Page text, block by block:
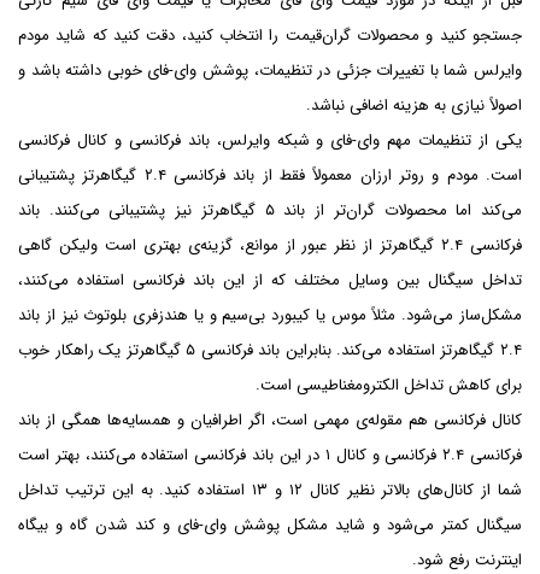
جستجو کنید و محصولات گران‌قیمت را انتخاب کنید، دقت کنید که شاید مودم
وایرلس شما با تغییرات جزئی در تنظیمات، پوشش وای-فای خوبی داشته باشد و
اصولاً نیازی به هزینه اضافی نباشد.
یکی از تنظیمات مهم وای-فای و شبکه وایرلس، باند فرکانسی و کانال فرکانسی
است. مودم و روتر ارزان معمولاً فقط از باند فرکانسی ۲.۴ گیگاهرتز پشتیبانی
می‌کند اما محصولات گران‌تر از باند ۵ گیگاهرتز نیز پشتیبانی می‌کنند. باند
فرکانسی ۲.۴ گیگاهرتز از نظر عبور از موانع، گزینه‌ی بهتری است ولیکن گاهی
تداخل سیگنال بین وسایل مختلف که از این باند فرکانسی استفاده می‌کنند،
مشکل‌ساز می‌شود. مثلاً موس یا کیبورد بی‌سیم و یا هندزفری بلوتوث نیز از باند
۲.۴ گیگاهرتز استفاده می‌کند. بنابراین باند فرکانسی ۵ گیگاهرتز یک راهکار خوب
برای کاهش تداخل الکترومغناطیسی است.
کانال فرکانسی هم مقوله‌ی مهمی است، اگر اطرافیان و همسایه‌ها همگی از باند
فرکانسی ۲.۴ فرکانسی و کانال ۱ در این باند فرکانسی استفاده می‌کنند، بهتر است
شما از کانال‌های بالاتر نظیر کانال ۱۲ و ۱۳ استفاده کنید. به این ترتیب تداخل
سیگنال کمتر می‌شود و شاید مشکل پوشش وای-فای و کند شدن گاه و بیگاه
اینترنت رفع شود.